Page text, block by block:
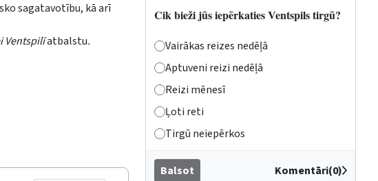
sagatavotību, kā arī
Ventspilīatbalstu.
Cik bieži jūs iepērkaties Ventspils tirgū?
Vairākas reizes nedēļā
Aptuveni reizi nedēļā
Reizi mēnesī
Ļoti reti
Tirgū neiepērkos
Balsot Komentāri(0)